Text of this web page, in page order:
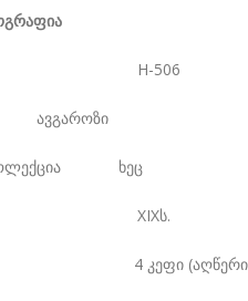
H-506
კოლექცია ხეც
XIXს.
4 კეფი